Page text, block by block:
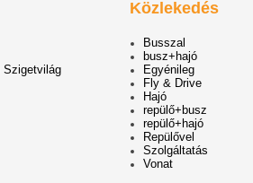
Szigetvilág
Közlekedés
Busszal
busz+hajó
Egyénileg
Fly & Drive
Hajó
repülő+busz
repülő+hajó
Repülővel
Szolgáltatás
Vonat